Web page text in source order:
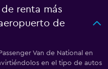
renta más
de
Van de National en
en el tipo de autos